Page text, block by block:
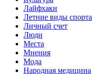
Лайфхаки
Летние виды спорта
Личный счет
Люди
Места
Мнения
Мода
Народная медицина